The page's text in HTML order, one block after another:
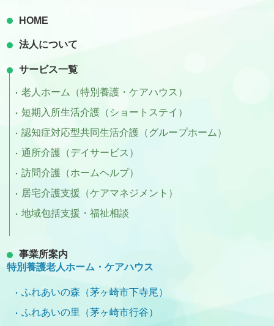
HOME
法人について
サービス一覧
老人ホーム（特別養護・ケアハウス）
短期入所生活介護（ショートステイ）
認知症対応型共同生活介護（グループホーム）
通所介護（デイサービス）
訪問介護（ホームヘルプ）
居宅介護支援（ケアマネジメント）
地域包括支援・福祉相談
事業所案内
特別養護老人ホーム・ケアハウス
ふれあいの森（茅ヶ崎市下寺尾）
ふれあいの里（茅ヶ崎市行谷）